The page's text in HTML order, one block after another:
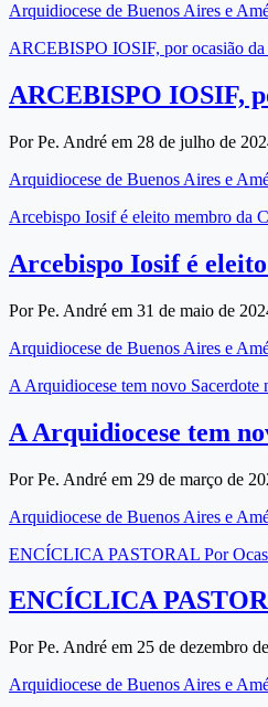
Arquidiocese de Buenos Aires e
ARCEBISPO IOSIF, por ocasião
ARCEBISPO IOSIF,
Por Pe. André em 28 de julho de
Arquidiocese de Buenos Aires e
Arcebispo Iosif é eleito membro da
Arcebispo Iosif é
Por Pe. André em 31 de maio de
Arquidiocese de Buenos Aires e
A Arquidiocese tem novo Sacerdote
A Arquidiocese tem
Por Pe. André em 29 de março de
Arquidiocese de Buenos Aires e
ENCÍCLICA PASTORAL Por
ENCÍCLICA
Por Pe. André em 25 de dezembro
Arquidiocese de Buenos Aires e